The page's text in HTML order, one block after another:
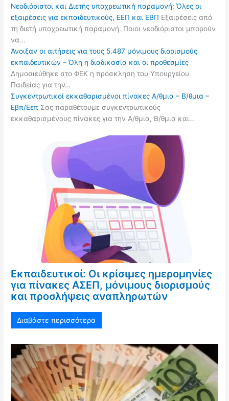
Νεοδιόριστοι και Διετής υποχρεωτική παραμονή: Όλες οι
εξαιρέσεις για εκπαιδευτικούς, ΕΕΠ και ΕΒΠ Εξαιρέσεις από
τη διετή υποχρεωτική παραμονή: Ποιοι νεοδιόριστοι μπορούν
να…
Άνοιξαν οι αιτήσεις για τους 5.487 μόνιμους διορισμούς
εκπαιδευτικών – Όλη η διαδικασία και οι προθεσμίες
Δημοσιεύθηκε στο ΦΕΚ η πρόσκληση του Υπουργείου
Παιδείας για την…
Συγκεντρωτικοί εκκαθαρισμένοι πίνακες Α/θμια – Β/θμια –
Εβπ/Εεπ Σας παραθέτουμε συγκεντρωτικούς
εκκαθαρισμένους πίνακες για την Α/θμια, Β/θμια και…
Εκπαιδευτικοί: Οι κρίσιμες ημερομηνίες
για πίνακες ΑΣΕΠ, μόνιμους διορισμούς
και προσλήψεις αναπληρωτών
Διαβάστε περισσότερα